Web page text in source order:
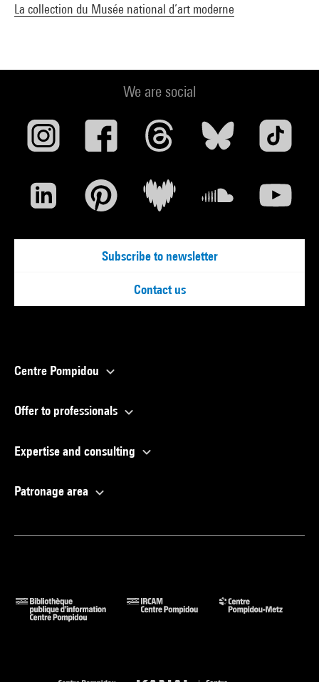
La collection du Musée national d’art moderne
We are social
Subscribe to newsletter
Contact us
Centre Pompidou
Offer to professionals
Expertise and consulting
Patronage area